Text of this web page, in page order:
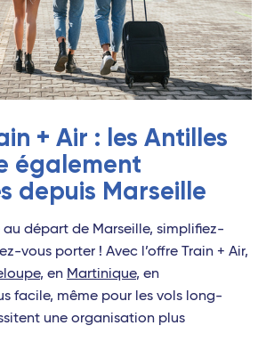
+ Air : les Antilles
également
depuis Marseille
au départ de Marseille, simplifiez-
vous porter ! Avec l’offre Train + Air,
, en Martinique, en
facile, même pour les vols long-
une organisation plus